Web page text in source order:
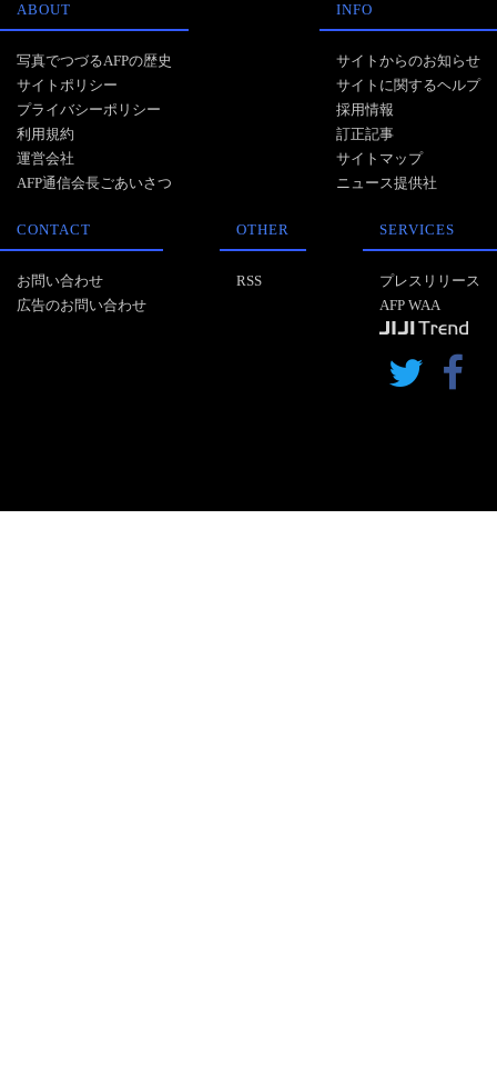
ABOUT
写真でつづるAFPの歴史
サイトポリシー
プライバシーポリシー
利用規約
運営会社
AFP通信会長ごあいさつ
INFO
サイトからのお知らせ
サイトに関するヘルプ
採用情報
訂正記事
サイトマップ
ニュース提供社
CONTACT
お問い合わせ
広告のお問い合わせ
OTHER
RSS
SERVICES
プレスリリース
AFP WAA